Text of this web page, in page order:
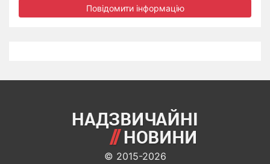
Повідомити інформацію
© 2015-2026